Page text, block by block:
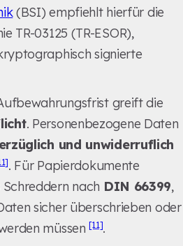
(BSI) empfiehlt hierfür die
TR-03125 (TR-ESOR),
signierte
greift die
. Personenbezogene Daten
und unwiderruflich
. Für Papierdokumente
nach DIN 66399,
sicher überschrieben oder
müssen[11].